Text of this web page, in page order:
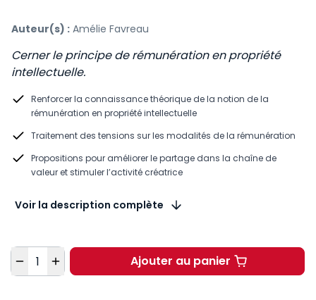
Auteur(s) : Amélie Favreau
Cerner le principe de rémunération en propriété
intellectuelle.
Renforcer la connaissance théorique de la notion de la
rémunération en propriété intellectuelle
Traitement des tensions sur les modalités de la rémunération
Propositions pour améliorer le partage dans la chaîne de
valeur et stimuler l’activité créatrice
Voir la description complète
Quantité Ajouter au panierLa rémunération en